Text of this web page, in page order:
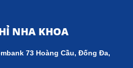
NHA KHOA
73 Hoàng Cầu, Đống Đa,